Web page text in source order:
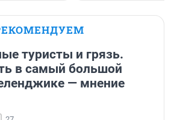
туристы и грязь.
в самый большой
— мнение